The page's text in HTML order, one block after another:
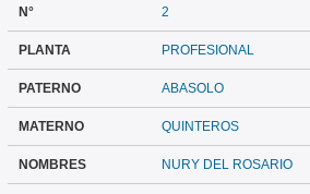
N° 2
PLANTA PROFESIONAL
PATERNO ABASOLO
MATERNO QUINTEROS
NOMBRES NURY DEL ROSARIO